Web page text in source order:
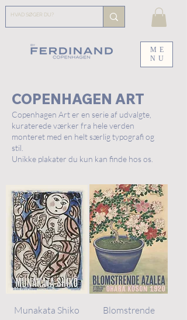
ME
NU
COPENHAGEN ART
Copenhagen Art er en serie af udvalgte,
kuraterede værker fra hele verden
monteret med en helt særlig typografi og
stil.
Unikke plakater du kun kan finde hos os.
Munakata Shiko
Blomstrende